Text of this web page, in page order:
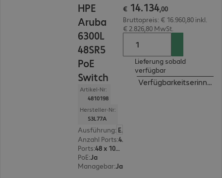
HPE
Aruba
6300L
48SR5
PoE
Switch
Artikel-Nr:
4810198
Hersteller-Nr:
S3L77A
Ausführung: Europäisch
Anzahl Ports: 48
Ports:
48 x 100/1000/2,5G/5G RJ45
PoE:Ja
Managebar:Ja
€ 14.134,00
Bruttopreis: € 16.960,80 inkl.
€ 2.826,80 MwSt.
Lieferung sobald
verfügbar